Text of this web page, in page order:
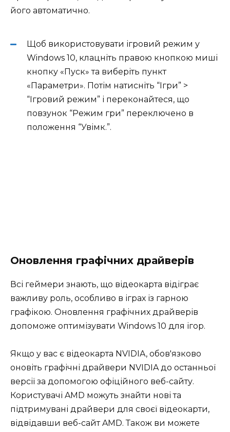
його автоматично.
Щоб використовувати ігровий режим у
Windows 10, клацніть правою кнопкою миші
кнопку «Пуск» та виберіть пункт
«Параметри». Потім натисніть “Ігри” >
“Ігровий режим” і переконайтеся, що
повзунок “Режим гри” переключено в
положення “Увімк.”.
Оновлення графічних драйверів
Всі геймери знають, що відеокарта відіграє
важливу роль, особливо в іграх із гарною
графікою. Оновлення графічних драйверів
допоможе оптимізувати Windows 10 для ігор.
Якщо у вас є відеокарта NVIDIA, обов'язково
оновіть графічні драйвери NVIDIA до останньої
версії за допомогою офіційного веб-сайту.
Користувачі AMD можуть знайти нові та
підтримувані драйвери для своєї відеокарти,
відвідавши веб-сайт AMD. Також ви можете